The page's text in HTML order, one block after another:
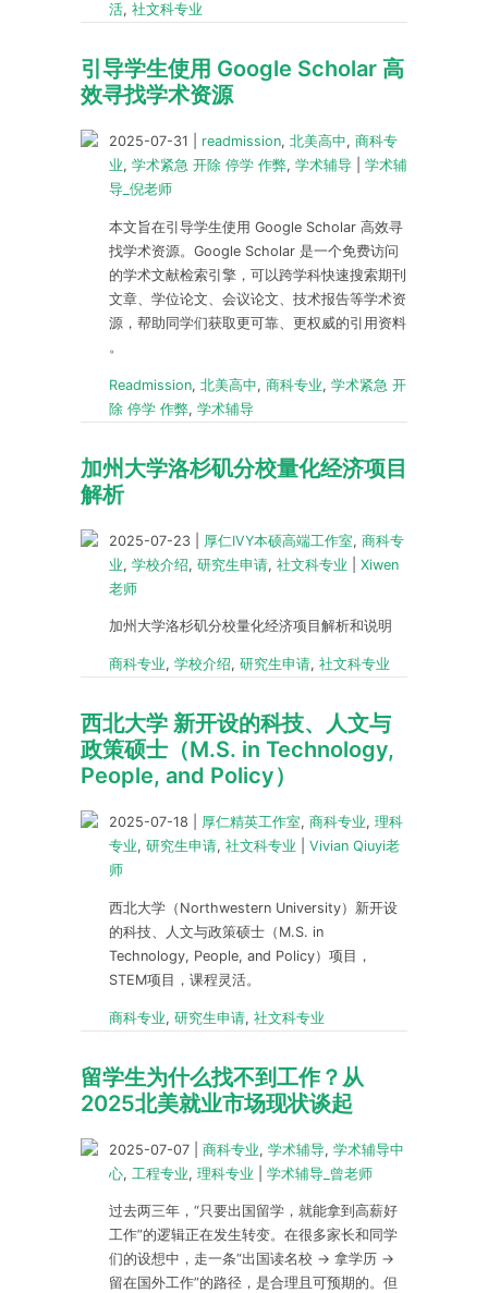
活, 社文科专业
引导学生使用 Google Scholar 高
效寻找学术资源
2025-07-31 readmission, 北美高中, 商科专
业, 学术紧急 开除 停学 作弊, 学术辅导
学术辅
导_倪老师
本文旨在引导学生使用 Google Scholar 高效寻
找学术资源。Google Scholar 是一个免费访问
的学术文献检索引擎，可以跨学科快速搜索期刊
文章、学位论文、会议论文、技术报告等学术资
源，帮助同学们获取更可靠、更权威的引用资料
。
Readmission, 北美高中, 商科专业, 学术紧急 开
除 停学 作弊, 学术辅导
加州大学洛杉矶分校量化经济项目
解析
2025-07-23 厚仁IVY本硕高端工作室, 商科专
业, 学校介绍, 研究生申请, 社文科专业
Xiwen
老师
加州大学洛杉矶分校量化经济项目解析和说明
商科专业, 学校介绍, 研究生申请, 社文科专业
西北大学 新开设的科技、人文与
政策硕士（M.S. in Technology,
People, and Policy）
2025-07-18 厚仁精英工作室, 商科专业, 理科
专业, 研究生申请, 社文科专业
Vivian Qiuyi老
师
西北大学（Northwestern University）新开设
的科技、人文与政策硕士（M.S. in
Technology, People, and Policy）项目，
STEM项目，课程灵活。
商科专业, 研究生申请, 社文科专业
留学生为什么找不到工作？从
2025北美就业市场现状谈起
2025-07-07 商科专业, 学术辅导, 学术辅导中
心, 工程专业, 理科专业 学术辅导_曾老师
过去两三年，“只要出国留学，就能拿到高薪好
工作”的逻辑正在发生转变。在很多家长和同学
们的设想中，走一条“出国读名校 → 拿学历 →
留在国外工作”的路径，是合理且可预期的。但